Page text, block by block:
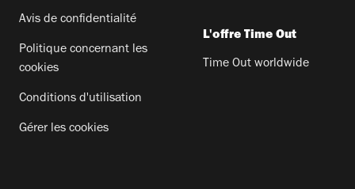
Avis de confidentialité
Politique concernant les
cookies
Conditions d'utilisation
Gérer les cookies
L'offre Time Out
Time Out worldwide